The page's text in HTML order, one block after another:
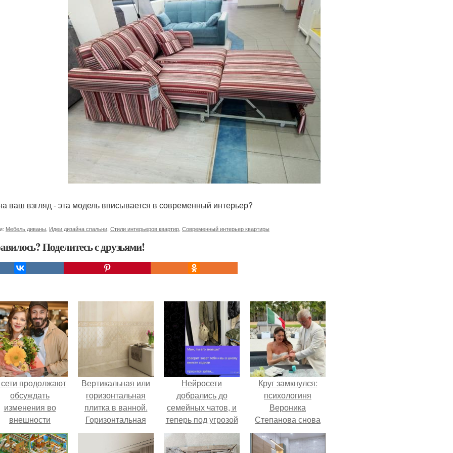
ваш взгляд - эта модель вписывается в современный интерьер?
Мебель диваны Идеи дизайна спальни Стили интерьеров квартир Современный интерьер квартиры
Поделитесь с друзьями!
продолжают
обсуждать
изменения во
внешности
актрисы.
Вертикальная или
горизонтальная
плитка в ванной.
Горизонтальная
или вертикальная
укладка плитки: так
Нейросети
добрались до
семейных чатов, и
теперь под угрозой
мамины нервы.
Круг замкнулся:
психологиня
Вероника
Степанова снова
вышла замуж за
собственного